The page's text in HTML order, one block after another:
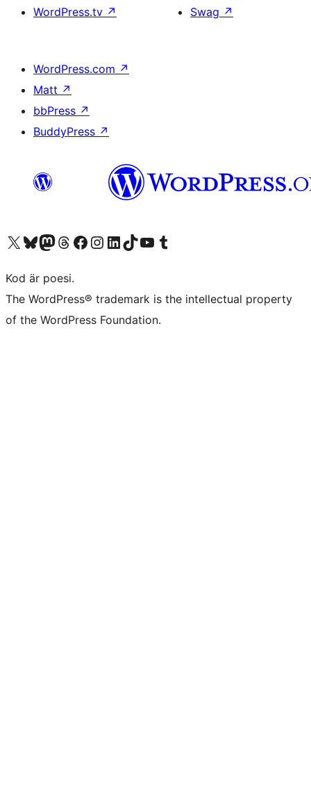
WordPress.tv ↗
Swag ↗
WordPress.com ↗
Matt ↗
bbPress ↗
BuddyPress ↗
Besök vår X-konto (f.d. Twitter)
Besök vårt Bluesky-konto
Besök vårt Mastodon-konto
Besök vårt Thread-konto
Besök vår Facebook-sidaBesök vårt Instagram-konto
Besök vårt LinkedIn-konto
Besök vårt TikTok-konto
Besök vår YouTube-kanalBesök vårt Tumblr-konto
Kod är poesi.
The WordPress® trademark is the intellectual property
of the WordPress Foundation.